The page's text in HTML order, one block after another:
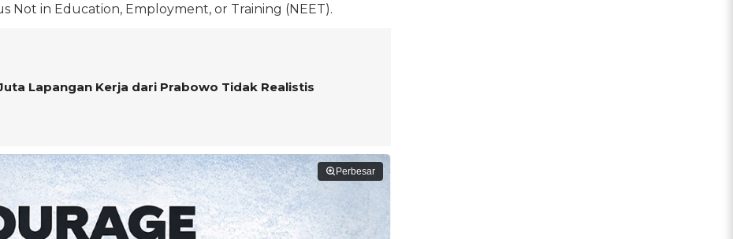
Not in Education, Employment, or Training (NEET).
Lapangan Kerja dari Prabowo Tidak Realistis
Perbesar